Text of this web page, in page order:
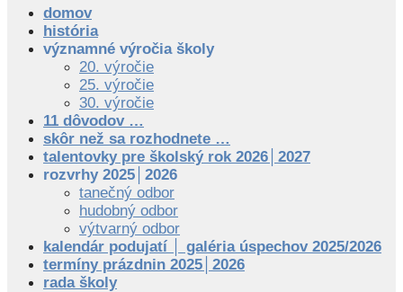
domov
história
významné výročia školy
20. výročie
25. výročie
30. výročie
11 dôvodov …
skôr než sa rozhodnete …
talentovky pre školský rok 2026│2027
rozvrhy 2025│2026
tanečný odbor
hudobný odbor
výtvarný odbor
kalendár podujatí │ galéria úspechov 2025/2026
termíny prázdnin 2025│2026
rada školy